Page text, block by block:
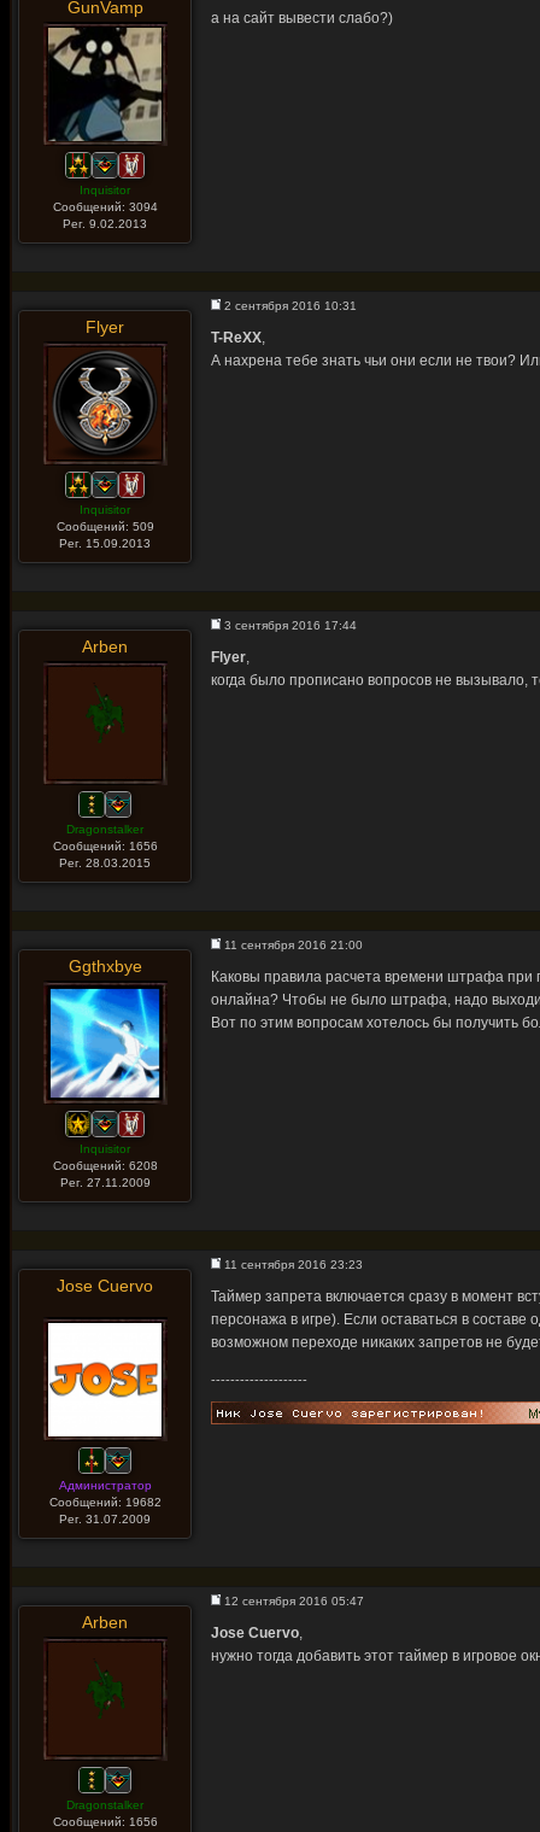
GunVamp
Inquisitor
Сообщений: 3094
Рег. 9.02.2013
а на сайт вывести слабо?)
Flyer
Inquisitor
Сообщений: 509
Рег. 15.09.2013
2 сентября 2016 10:31
T-ReXX,
А нахрена тебе знать чьи они если не твои?
Arben
Dragonstalker
Сообщений: 1656
Рег. 28.03.2015
3 сентября 2016 17:44
Flyer,
когда было прописано вопросов не вызывало,
Ggthxbye
Inquisitor
Сообщений: 6208
Рег. 27.11.2009
11 сентября 2016 21:00
Каковы правила расчета времени штрафа при
онлайна? Чтобы не было штрафа, надо
Вот по этим вопросам хотелось бы получить
Jose Cuervo
Администратор
Сообщений: 19682
Рег. 31.07.2009
11 сентября 2016 23:23
Таймер запрета включается сразу в момент
персонажа в игре). Если оставаться в
возможном переходе никаких запретов не
--------------------
Arben
Dragonstalker
Сообщений: 1656
12 сентября 2016 05:47
Jose Cuervo,
нужно тогда добавить этот таймер в игровое